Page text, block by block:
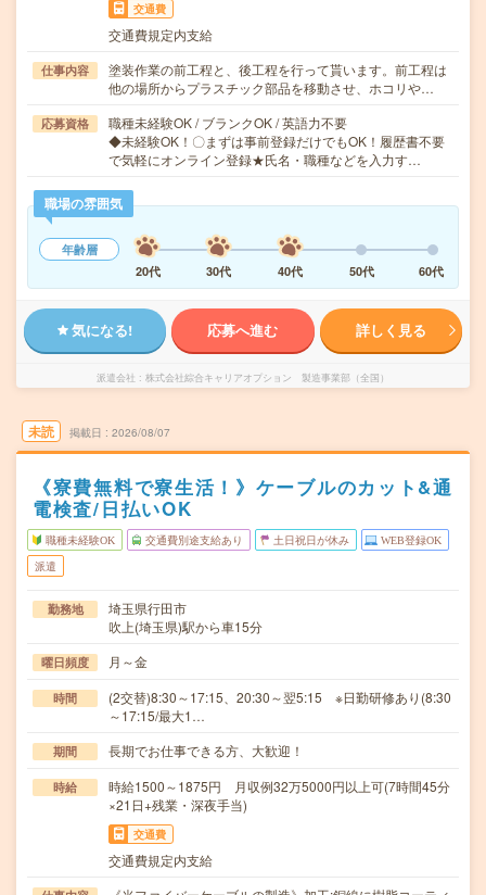
交通費
交通費規定内支給
仕事内容
塗装作業の前工程と、後工程を行って貰います。前工程は
他の場所からプラスチック部品を移動させ、ホコリや…
応募資格
職種未経験OK / ブランクOK / 英語力不要
◆未経験OK！〇まずは事前登録だけでもOK！履歴書不要
で気軽にオンライン登録★氏名・職種などを入力す…
職場の雰囲気
年齢層
20代
30代 40代 50代 60代
気になる! 応募へ進む 詳しく見る
派遣会社 株式会社綜合キャリアオプション 製造事業部（全国）
未読 掲載日 2026/08/07
《寮費無料で寮生活！》ケーブルのカット&通
電検査/日払いOK
職種未経験OK 交通費別途支給あり 土日祝日が休み WEB登録OK
派遣
勤務地
埼玉県行田市
吹上(埼玉県)駅から車15分
曜日頻度 月～金
時間
(2交替)8:30～17:15、20:30～翌5:15 ※日勤研修あり(8:30
～17:15/最大1…
期間 長期でお仕事できる方、大歓迎！
時給
時給1500～1875円 月収例32万5000円以上可(7時間45分
×21日+残業・深夜手当)
交通費
交通費規定内支給